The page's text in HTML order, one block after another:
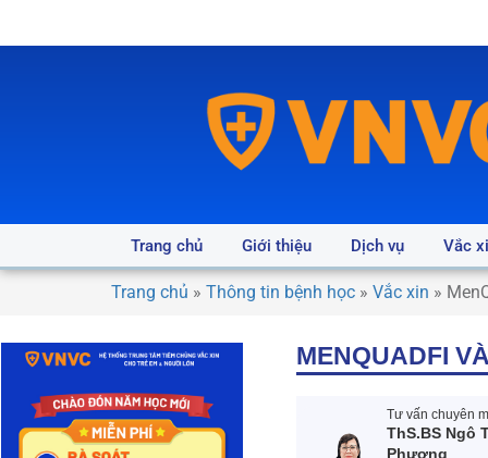
Trang chủ Giới thiệu Dịch vụ Vắc
Trang chủ » Thông tin bệnh học » Vắc xin »
MENQUADFI
Tư vấn chuyên
ThS.BS Ngô
Phượng